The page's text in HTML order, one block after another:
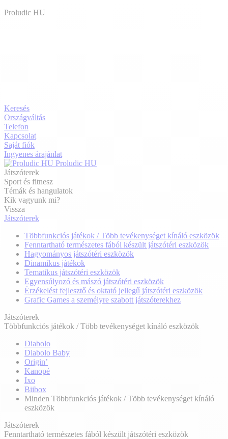
Proludic HU
Keresés
Országváltás
Telefon
Kapcsolat
Saját fiók
Ingyenes árajánlat
Proludic HU
Játszóterek
Sport és fitnesz
Témák és hangulatok
Kik vagyunk mi?
Vissza
Játszóterek
Többfunkciós játékok / Több tevékenységet kínáló eszközök
Fenntartható természetes fából készült játszótéri eszközök
Hagyományos játszótéri eszközök
Dinamikus játékok
Tematikus játszótéri eszközök
Egyensúlyozó és mászó játszótéri eszközök
Érzékelést fejlesztő és oktató jellegű játszótéri eszközök
Grafic Games a személyre szabott játszóterekhez
Játszóterek
Többfunkciós játékok / Több tevékenységet kínáló eszközök
Diabolo
Diabolo Baby
Origin’
Kanopé
Ixo
Biibox
Minden Többfunkciós játékok / Több tevékenységet kínáló
eszközök
Játszóterek
Fenntartható természetes fából készült játszótéri eszközök